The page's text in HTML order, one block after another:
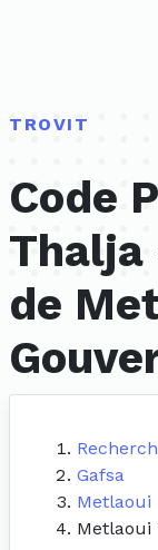
TROVIT
Code
Thalja
de
Gafsa
Metlaoui
Metlaoui